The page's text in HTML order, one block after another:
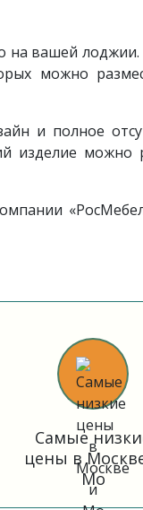
на вашей
можно
и полное
изделие можно
Самые
цены в
Мо